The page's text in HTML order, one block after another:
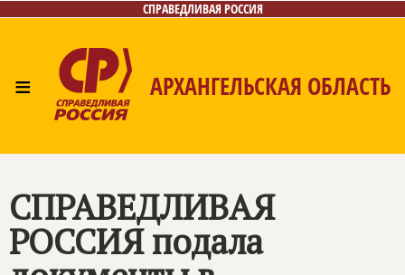
СПРАВЕДЛИВАЯ РОССИЯ
≡ АРХАНГЕЛЬСКАЯ ОБЛАСТЬ
Контакты
Поиск
СПРАВЕДЛИВАЯ
РОССИЯподала